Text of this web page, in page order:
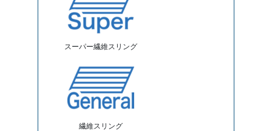
スーパー繊維スリング
繊維スリング